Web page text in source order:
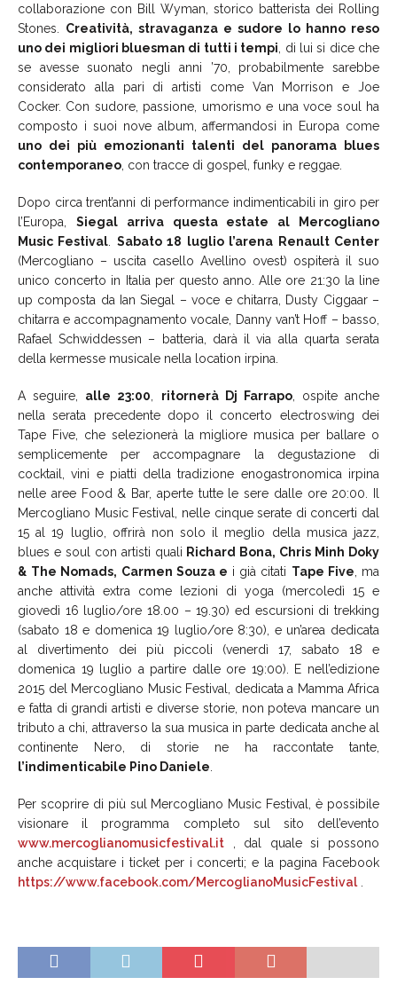
collaborazione con Bill Wyman, storico batterista dei Rolling
Stones. Creatività, stravaganza e sudore lo hanno reso
uno dei migliori bluesman di tutti i tempi , di lui si dice che
se avesse suonato negli anni ’70, probabilmente sarebbe
considerato alla pari di artisti come Van Morrison e Joe
Cocker. Con sudore, passione, umorismo e una voce soul ha
composto i suoi nove album, affermandosi in Europa come
uno dei più emozionanti talenti del panorama blues
contemporaneo , con tracce di gospel, funky e reggae.
Dopo circa trent’anni di performance indimenticabili in giro per
l’Europa, Siegal arriva questa estate al Mercogliano
Music Festival
Sabato 18 luglio l’arena Renault Center
(Mercogliano – uscita casello Avellino ovest) ospiterà il suo
unico concerto in Italia per questo anno. Alle ore 21:30 la line
up composta da Ian Siegal – voce e chitarra, Dusty Ciggaar –
chitarra e accompagnamento vocale, Danny van’t Hoff – basso,
Rafael Schwiddessen – batteria, darà il via alla quarta serata
della kermesse musicale nella location irpina.
A seguire, alle 23:00 ritornerà Dj Farrapo, ospite anche
nella serata precedente dopo il concerto electroswing dei
Tape Five, che selezionerà la migliore musica per ballare o
semplicemente per accompagnare la degustazione di
cocktail, vini e piatti della tradizione enogastronomica irpina
nelle aree Food & Bar, aperte tutte le sere dalle ore 20:00. Il
Mercogliano Music Festival, nelle cinque serate di concerti dal
15 al 19 luglio, offrirà non solo il meglio della musica jazz,
blues e soul con artisti quali Richard Bona, Chris Minh Doky
& The Nomads, Carmen Souza e i già citati Tape Five , ma
anche attività extra come lezioni di yoga (mercoledì 15 e
giovedì 16 luglio/ore 18.00 – 19.30) ed escursioni di trekking
(sabato 18 e domenica 19 luglio/ore 8:30), e un’area dedicata
al divertimento dei più piccoli (venerdì 17, sabato 18 e
domenica 19 luglio a partire dalle ore 19:00). E nell’edizione
2015 del Mercogliano Music Festival, dedicata a Mamma Africa
e fatta di grandi artisti e diverse storie, non poteva mancare un
tributo a chi, attraverso la sua musica in parte dedicata anche al
continente Nero, di storie ne ha raccontate tante,
l’indimenticabile Pino Daniele
Per scoprire di più sul Mercogliano Music Festival, è possibile
visionare il programma completo sul sito dell’evento
www.mercoglianomusicfestival.it , dal quale si possono
anche acquistare i ticket per i concerti; e la pagina Facebook
https://www.facebook.com/MercoglianoMusicFestival